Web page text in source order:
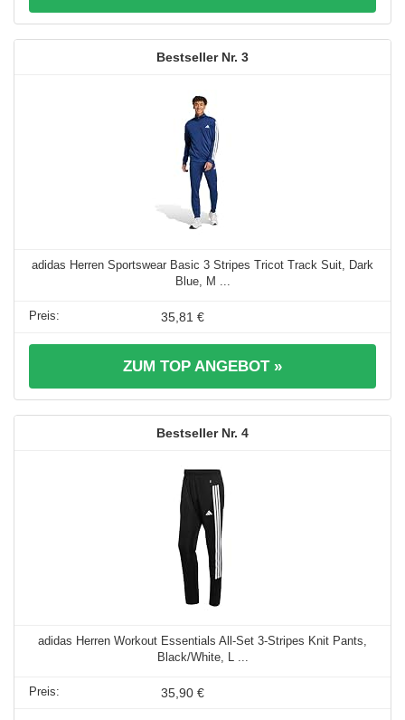
3
adidas Herren Sportswear Basic 3 Stripes Tricot Track Suit, Dark
Blue, M ...
35,81 €
ZUM TOP ANGEBOT »
4
adidas Herren Workout Essentials All-Set 3-Stripes Knit Pants,
Black/White, L ...
35,90 €